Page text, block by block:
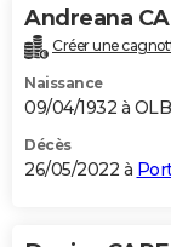
Andreana
Créer une
Naissance
09/04/1932 à
Décès
26/05/2022 à